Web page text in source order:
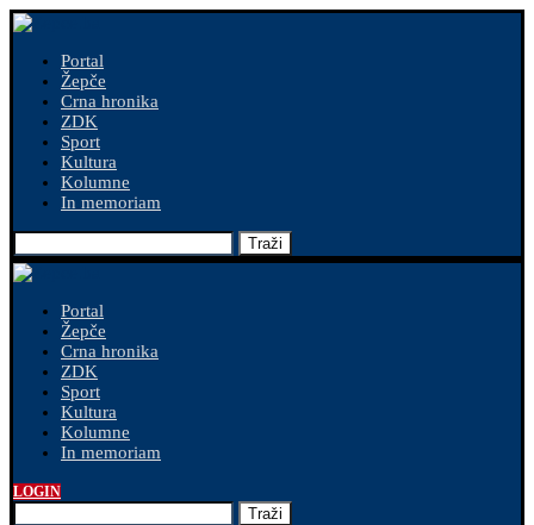
Portal
Žepče
Crna hronika
ZDK
Sport
Kultura
Kolumne
In memoriam
Traži
Portal
Žepče
Crna hronika
ZDK
Sport
Kultura
Kolumne
In memoriam
LOGIN
Traži